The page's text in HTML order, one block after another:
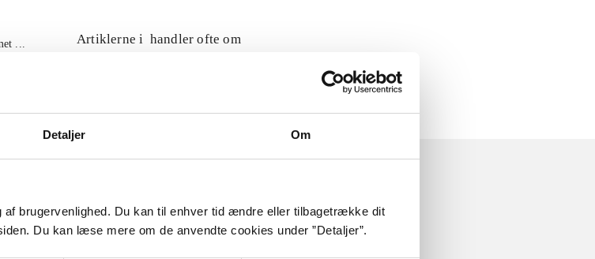
Detaljer Om
brugervenlighed. Du kan til enhver tid ændre eller tilbagetrække dit
Du kan læse mere om de anvendte cookies under ”Detaljer”.
...
Artiklerne i handler ofte om